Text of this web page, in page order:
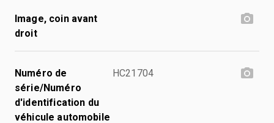
Image, coin avant
droit
Numéro de
série/Numéro
d'identification du
véhicule automobile
HC21704